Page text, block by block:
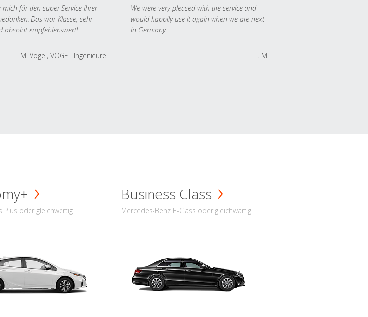
mich für den super Service Ihrer
Das war Klasse, sehr
absolut empfehlenswert!
M. Vogel, VOGEL Ingenieure
We were very pleased with the service and
would happily use it again when we are next
in Germany.
T. M.
Plus oder gleichwertig
Business Class
Mercedes-Benz E-Class oder gleichwärtig